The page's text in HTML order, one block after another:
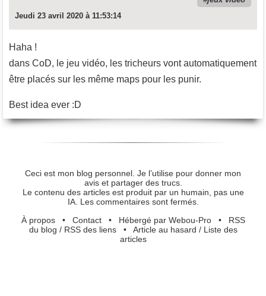
Jeudi 23 avril 2020 à 11:53:14
Haha !
dans CoD, le jeu vidéo, les tricheurs vont automatiquement
être placés sur les même maps pour les punir.
Best idea ever :D
Ceci est mon blog personnel. Je l’utilise pour donner mon
avis et partager des trucs.
Le contenu des articles est produit par un humain, pas une
IA. Les commentaires sont fermés.
À propos• Contact• Hébergé par Webou-Pro• RSS
du blog / RSS des liens• Article au hasard / Liste des
articles